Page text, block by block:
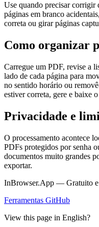
Use quando precisar corrigir
páginas em branco
correta ou girar páginas
Como organizar
Carregue um PDF, revise a
lado de cada página para
no sentido horário ou
estiver correta, gere e baixe
Privacidade e
O processamento acontece
PDFs protegidos por senha
documentos muito grandes
exportar.
InBrowser.App — Gratuito e
Ferramentas GitHub
View this page in English?